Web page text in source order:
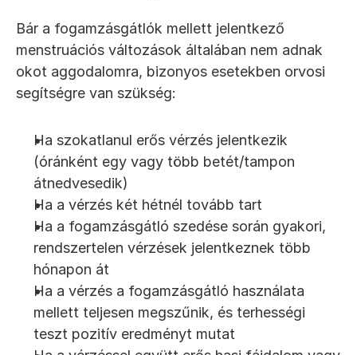
Bár a fogamzásgátlók mellett jelentkező
menstruációs változások általában nem adnak
okot aggodalomra, bizonyos esetekben orvosi
segítségre van szükség:
Ha szokatlanul erős vérzés jelentkezik
(óránként egy vagy több betét/tampon
átnedvesedik)
Ha a vérzés két hétnél tovább tart
Ha a fogamzásgátló szedése során gyakori,
rendszertelen vérzések jelentkeznek több
hónapon át
Ha a vérzés a fogamzásgátló használata
mellett teljesen megszűnik, és terhességi
teszt pozitív eredményt mutat